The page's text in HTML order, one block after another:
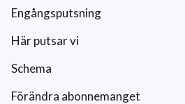
Engångsputsning
Här putsar vi
Schema
Förändra abonnemanget